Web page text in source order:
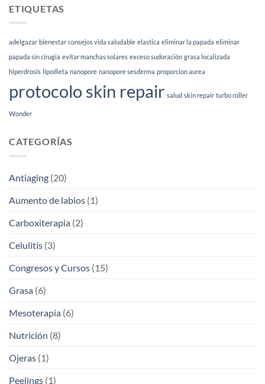
Esthetia
tipo
de
(2026)
ETIQUETAS
adelgazar bienestar consejos vida saludable elastica eliminar la papada eliminar
papada sin cirugia evitar manchas solares exceso sudoración grasa localizada
hiperdrosis lipodieta nanopore nanopore sesderma proporcion aurea
protocolo skin repair salud skin repair turbo roller
Wonder
CATEGORÍAS
Antiaging (20)
Aumento de labios (1)
Carboxiterapia (2)
Celulitis (3)
Congresos y Cursos (15)
Grasa (6)
Mesoterapia (6)
Nutrición (8)
Ojeras (1)
Peelings (1)